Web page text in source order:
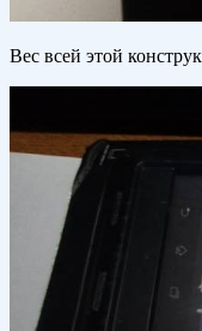
Вес всей этой